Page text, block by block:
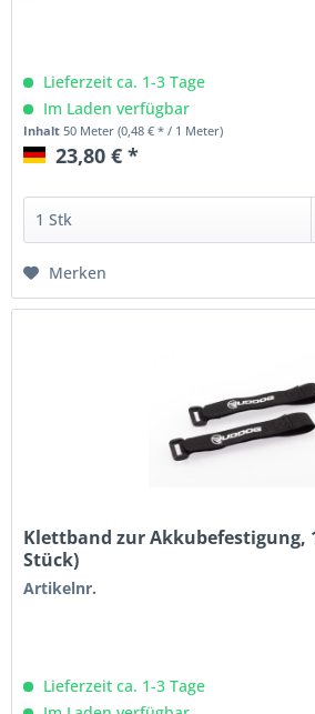
Lieferzeit ca. 1-3 Tage
Im Laden verfügbar
Inhalt50 Meter(0,48 € * / 1 Meter)
23,80 € *
Merken
Klettband zur Akkubefestigung,
Stück)
Artikelnr.
Lieferzeit ca. 1-3 Tage